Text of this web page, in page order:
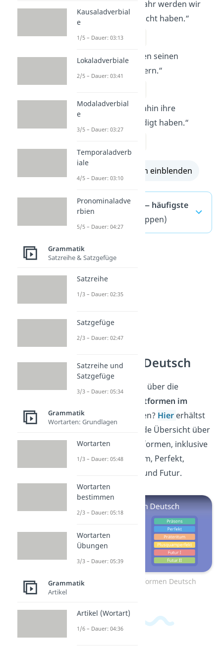
„Bis nächstes Jahr werden wir
unser Ziel erreicht haben.“
– Futur 2
„Er wird morgen seinen
Geburtstag feiern.“
„Sie wird bis dahin ihre
Aufgaben erledigt haben.“
alle Lösungen einblenden
Futur 1 und 2 — häufigste
(ausklappen)
Zeitformen Deutsch
Möchtest du mehr über die
Zeitformen im
Deutschen
erfahren? Hier erhältst
du eine umfassende Übersicht über
alle wichtigen Zeitformen, inklusive
Präsens, Präteritum, Perfekt,
Plusquamperfekt und Futur.
Zum Video: Zeitformen Deutsch
Kausaladverbial
e
1/5 – Dauer: 03:13
Lokaladverbiale
2/5 – Dauer: 03:41
Modaladverbial
e
3/5 – Dauer: 03:27
Temporaladverb
iale
4/5 – Dauer: 03:10
Pronominaladve
rbien
5/5 – Dauer: 04:27
Grammatik
Satzreihe & Satzgefüge
Satzreihe
1/3 – Dauer: 02:35
Satzgefüge
2/3 – Dauer: 02:47
Satzreihe und
Satzgefüge
3/3 – Dauer: 05:34
Grammatik
Wortarten: Grundlagen
Wortarten
1/3 – Dauer: 05:48
Wortarten
bestimmen
2/3 – Dauer: 05:18
Wortarten
Übungen
3/3 – Dauer: 05:39
Grammatik
Artikel
Artikel (Wortart)
1/6 – Dauer: 04:36